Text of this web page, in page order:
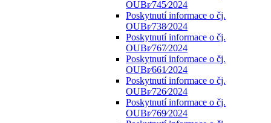
OUBr⁄745⁄2024
Poskytnutí informace o čj.
OUBr⁄738⁄2024
Poskytnutí informace o čj.
OUBr⁄767⁄2024
Poskytnutí informace o čj.
OUBr⁄661⁄2024
Poskytnutí informace o čj.
OUBr⁄726⁄2024
Poskytnutí informace o čj.
OUBr⁄769⁄2024